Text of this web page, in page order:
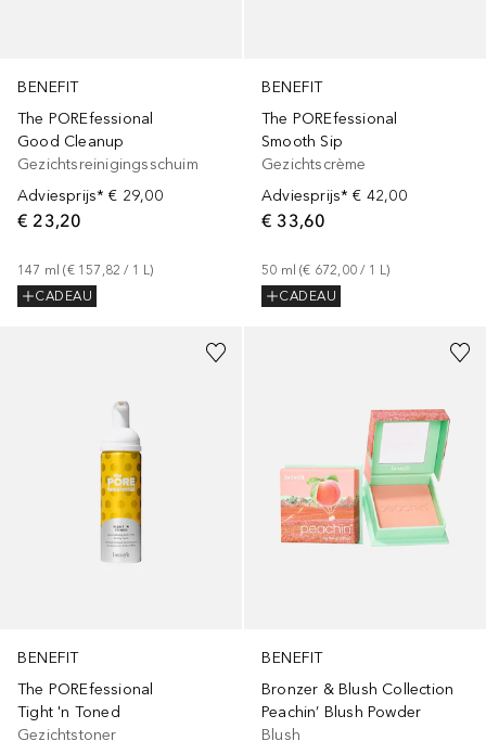
BENEFIT
The POREfessional
Good Cleanup
Gezichtsreinigingsschuim
Adviesprijs* € 29,00
€ 23,20
147 ml (€ 157,82 / 1 L)
CADEAU
BENEFIT
The POREfessional
Smooth Sip
Gezichtscrème
Adviesprijs* € 42,00
€ 33,60
50 ml (€ 672,00 / 1 L)
CADEAU
BENEFIT
The POREfessional
Tight 'n Toned
Gezichtstoner
BENEFIT
Bronzer & Blush Collection
Peachin’ Blush Powder
Blush